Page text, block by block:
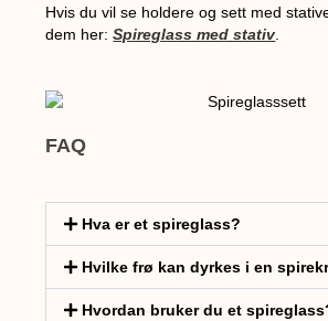
Hvis du vil se holdere og sett med
dem her:Spireglass med stativ.
FAQ
Hva er et spireglass?
Hvilke frø kan dyrkes i en
Hvordan bruker du et